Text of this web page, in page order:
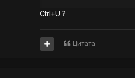
Ctrl+U ?
Цитата